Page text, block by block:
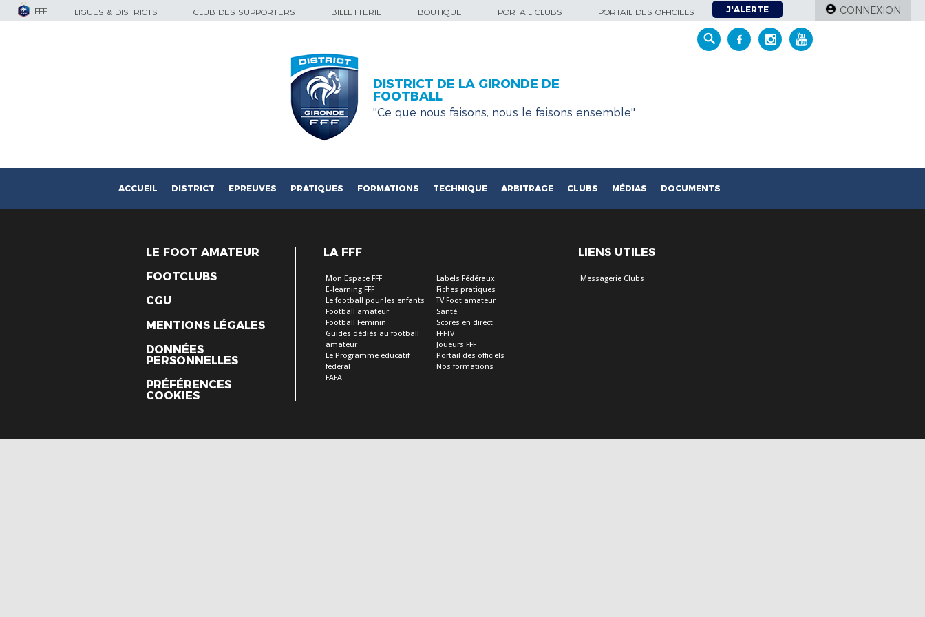
FFF LIGUES & DISTRICTS CLUB DES SUPPORTERS BILLETTERIE BOUTIQUE PORTAIL CLUBS PORTAIL DES OFFICIELS J'ALERTE CONNEXION
DISTRICT DE LA GIRONDE DE
FOOTBALL
''Ce que nous faisons, nous le faisons ensemble''
ACCUEIL DISTRICT EPREUVES PRATIQUES FORMATIONS TECHNIQUE ARBITRAGE CLUBS MÉDIAS DOCUMENTS
LE FOOT AMATEUR
FOOTCLUBS
CGU
MENTIONS LÉGALES
DONNÉES
PERSONNELLES
PRÉFÉRENCES
COOKIES
LA FFF
Mon Espace FFF
E-learning FFF
Le football pour les enfants
Football amateur
Football Féminin
Guides dédiés au football
amateur
Le Programme éducatif
fédéral
FAFA
Labels Fédéraux
Fiches pratiques
TV Foot amateur
Santé
Scores en direct
FFFTV
Joueurs FFF
Portail des officiels
Nos formations
LIENS UTILES
Messagerie Clubs